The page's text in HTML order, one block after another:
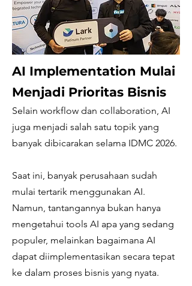
AI Implementation Mulai
Menjadi Prioritas Bisnis
Selain workflow dan collaboration, AI
juga menjadi salah satu topik yang
banyak dibicarakan selama IDMC 2026.
Saat ini, banyak perusahaan sudah
mulai tertarik menggunakan AI.
Namun, tantangannya bukan hanya
mengetahui tools AI apa yang sedang
populer, melainkan bagaimana AI
dapat diimplementasikan secara tepat
ke dalam proses bisnis yang nyata.